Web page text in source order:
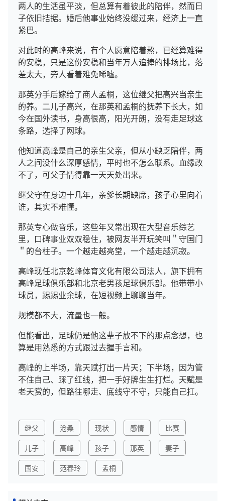
两人的生活虽平淡，但总算有着彼此的陪伴，然而日
子依旧拮据。婚后他事业始终没缓过来，经济上一直
紧巴。
对此时的高峰来说，有个人愿意陪着熬，已经算难得
的安稳，只是这份安稳和当年万人追捧的排场比，落
差太大，旁人看着难免唏嘘。
那英分手后嫁给了商人孟桐，这位继父把高兴当亲生
的养。二儿子高兴，在那英和孟桐的抚养下长大，如
今在国外读书，身高很高，阳光开朗，没有走足球这
条路，选择了网球。
他知道高峰是自己的亲生父亲，但从小缺乏陪伴，两
人之间没什么深厚感情，平时也不怎么联系。血缘改
不了，可父子情得靠一天天处出来。
继父守在身边十几年，亲爹长期缺席，孩子心里向着
谁，其实不难懂。
那英专心做音乐，这些年又常出现在大型音乐综艺
里，口碑事业双双稳住，被网友半开玩笑叫＂守国门
＂的台柱子。一个越走越亮堂，一个越走越沉寂。
高峰现任北京乾峰体育文化有限公司法人，旗下拥有
高峰足球俱乐部和北京老男孩足球俱乐部。他带带小
球员，踢踢业余球，在短视频上聊聊当年。
规模都不大，流量也一般。
但能看出，足球仍是他这辈子放不下的那点念想，也
算是用熟悉的方式跟过去握手言和。
高峰的上半场，靠天赋打出一片天；下半场，因为管
不住自己、踩了红线，把一手好牌生生打烂。天赋是
老天赏的，但路往哪走、底线守不守，只能自己扛。
继父 沧桑 现状 感情
比赛
儿子
高峰 孩子 那英
妻子
国安
范春玲 孟桐